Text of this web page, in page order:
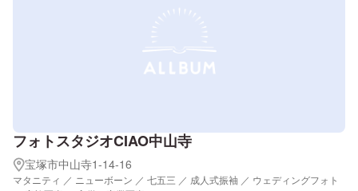
フォトスタジオCIAO中山寺
宝塚市中山寺1-14-16
マタニティ ／ ニューボーン ／ 七五三 ／ 成人式振袖 ／ ウェディングフォト